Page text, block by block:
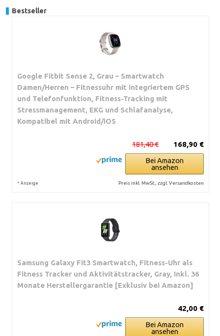
Bestseller
Google Fitbit Sense 2, Grau – Smartwatch
Damen/Herren – Fitnessuhr mit integriertem GPS
und Telefonfunktion, Fitness-Tracking mit
Stressmanagement, EKG und Schlafanalyse,
Kompatibel mit Android/iOS
168,90 €
181,40 €
Bei Amazon
ansehen
* Anzeige Preis inkl. MwSt., zzgl. Versandkosten
Samsung Galaxy Fit3 Smartwatch, Fitness-Uhr als
Fitness Tracker und Aktivitätstracker, Gray, Inkl. 36
Monate Herstellergarantie [Exklusiv bei Amazon]
42,00 €
Bei Amazon
ansehen